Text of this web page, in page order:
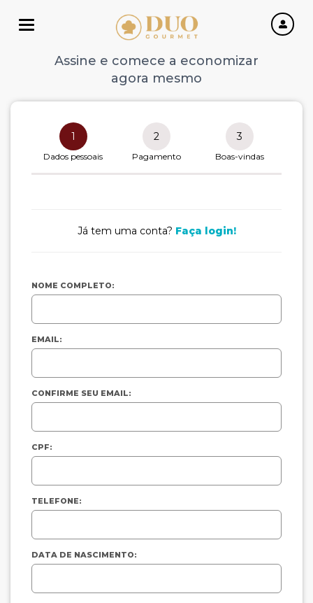
Toggle navigation
Assine e comece a economizar
agora mesmo
1
Dados pessoais
2
Pagamento
3
Boas-vindas
Já tem uma conta? Faça login!
NOME COMPLETO:
EMAIL:
CONFIRME SEU EMAIL:
CPF:
TELEFONE:
DATA DE NASCIMENTO: